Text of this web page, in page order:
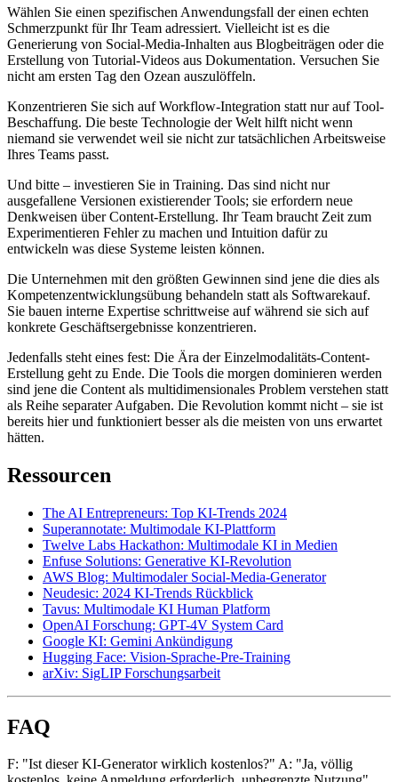
Wählen Sie einen spezifischen Anwendungsfall der einen echten
Schmerzpunkt für Ihr Team adressiert. Vielleicht ist es die
Generierung von Social-Media-Inhalten aus Blogbeiträgen oder die
Erstellung von Tutorial-Videos aus Dokumentation. Versuchen Sie
nicht am ersten Tag den Ozean auszulöffeln.
Konzentrieren Sie sich auf Workflow-Integration statt nur auf Tool-
Beschaffung. Die beste Technologie der Welt hilft nicht wenn
niemand sie verwendet weil sie nicht zur tatsächlichen Arbeitsweise
Ihres Teams passt.
Und bitte – investieren Sie in Training. Das sind nicht nur
ausgefallene Versionen existierender Tools; sie erfordern neue
Denkweisen über Content-Erstellung. Ihr Team braucht Zeit zum
Experimentieren Fehler zu machen und Intuition dafür zu
entwickeln was diese Systeme leisten können.
Die Unternehmen mit den größten Gewinnen sind jene die dies als
Kompetenzentwicklungsübung behandeln statt als Softwarekauf.
Sie bauen interne Expertise schrittweise auf während sie sich auf
konkrete Geschäftsergebnisse konzentrieren.
Jedenfalls steht eines fest: Die Ära der Einzelmodalitäts-Content-
Erstellung geht zu Ende. Die Tools die morgen dominieren werden
sind jene die Content als multidimensionales Problem verstehen statt
als Reihe separater Aufgaben. Die Revolution kommt nicht – sie ist
bereits hier und funktioniert besser als die meisten von uns erwartet
hätten.
Ressourcen
The AI Entrepreneurs: Top KI-Trends 2024
Superannotate: Multimodale KI-Plattform
Twelve Labs Hackathon: Multimodale KI in Medien
Enfuse Solutions: Generative KI-Revolution
AWS Blog: Multimodaler Social-Media-Generator
Neudesic: 2024 KI-Trends Rückblick
Tavus: Multimodale KI Human Platform
OpenAI Forschung: GPT-4V System Card
Google KI: Gemini Ankündigung
Hugging Face: Vision-Sprache-Pre-Training
arXiv: SigLIP Forschungsarbeit
FAQ
F: "Ist dieser KI-Generator wirklich kostenlos?" A: "Ja, völlig